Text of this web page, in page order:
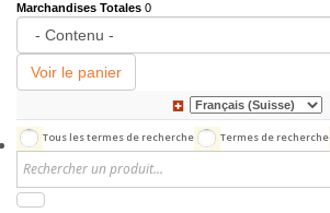
Prix
Marchandises Totales 0
Voir le panier
Tous les termes de recherche Termes de recherche